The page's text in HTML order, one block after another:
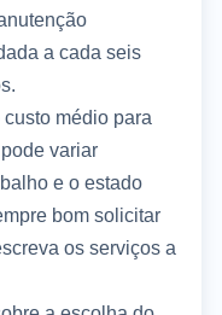
a cada seis
médio para
variar
e o estado
bom solicitar
os serviços a